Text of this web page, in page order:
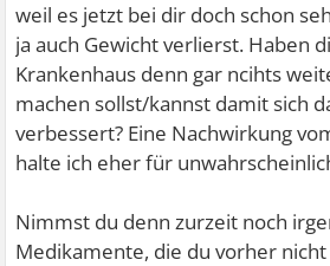
weil es jetzt bei dir doch schon
ja auch Gewicht verlierst. Haben
Krankenhaus denn gar ncihts
machen sollst/kannst damit sich
verbessert? Eine Nachwirkung
halte ich eher für
Nimmst du denn zurzeit noch
Medikamente, die du vorher